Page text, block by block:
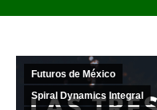
Futuros de México
Spiral Dynamics Integral